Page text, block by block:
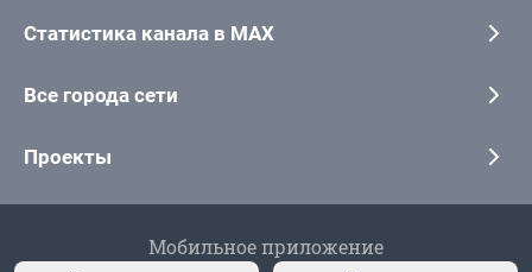
Статистика канала в MAX
Все города сети
Проекты
Мобильное приложение